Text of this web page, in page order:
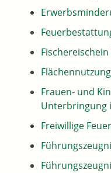
Frauen- und
Unterbringung
Freiwillige